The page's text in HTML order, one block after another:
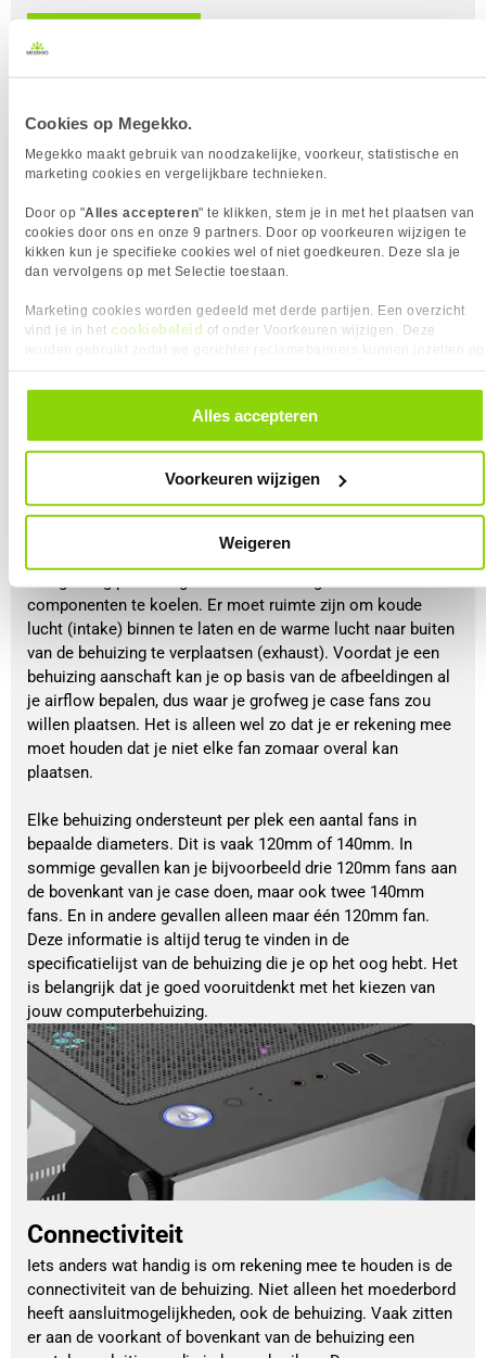
Cookies op Megekko.
Megekko maakt gebruik van noodzakelijke, voorkeur, statistische en
marketing cookies en vergelijkbare technieken.
Door op "Alles accepteren" te klikken, stem je in met het plaatsen van
cookies door ons en onze 9 partners. Door op voorkeuren wijzigen te
kikken kun je specifieke cookies wel of niet goedkeuren. Deze sla je
dan vervolgens op met Selectie toestaan.
Marketing cookies worden gedeeld met derde partijen. Een overzicht
vind je in het cookiebeleid of onder Voorkeuren wijzigen. Deze
alle cookies. Je kunt je gegeven toestemming altijd intrekken, dit doe je
door in de footer van onze website te klikken op ‘Cookievoorkeuren’
Alles accepteren
Voorkeuren wijzigen
Weigeren
componenten te koelen. Er moet ruimte zijn om koude
lucht (intake) binnen te laten en de warme lucht naar buiten
van de behuizing te verplaatsen (exhaust). Voordat je een
behuizing aanschaft kan je op basis van de afbeeldingen al
je airflow bepalen, dus waar je grofweg je case fans zou
willen plaatsen. Het is alleen wel zo dat je er rekening mee
moet houden dat je niet elke fan zomaar overal kan
plaatsen.
Elke behuizing ondersteunt per plek een aantal fans in
bepaalde diameters. Dit is vaak 120mm of 140mm. In
sommige gevallen kan je bijvoorbeeld drie 120mm fans aan
de bovenkant van je case doen, maar ook twee 140mm
fans. En in andere gevallen alleen maar één 120mm fan.
Deze informatie is altijd terug te vinden in de
specificatielijst van de behuizing die je op het oog hebt. Het
is belangrijk dat je goed vooruitdenkt met het kiezen van
jouw computerbehuizing.
Connectiviteit
Iets anders wat handig is om rekening mee te houden is de
connectiviteit van de behuizing. Niet alleen het moederbord
heeft aansluitmogelijkheden, ook de behuizing. Vaak zitten
er aan de voorkant of bovenkant van de behuizing een